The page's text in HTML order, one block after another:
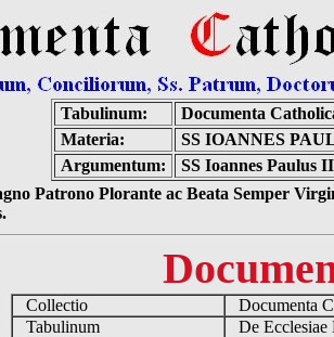
Tabulinum:
Documenta
Materia:
SS IOANNES
Argumentum:
SS Ioannes Paulus
Patrono Plorante ac Beata Semper
Collectio
Documenta
Tabulinum
De